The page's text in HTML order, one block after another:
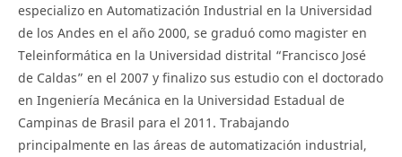
especializo en Automatización Industrial en la Universidad
de los Andes en el año 2000, se graduó como magister en
Teleinformática en la Universidad distrital “Francisco José
de Caldas” en el 2007 y finalizo sus estudio con el doctorado
en Ingeniería Mecánica en la Universidad Estadual de
Campinas de Brasil para el 2011. Trabajando
principalmente en las áreas de automatización industrial,